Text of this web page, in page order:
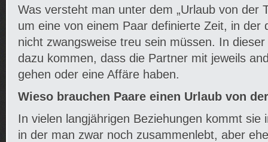
Was versteht man unter dem „Urlaub von der
um eine von einem Paar definierte Zeit, in der
nicht zwangsweise treu sein müssen. In
dazu kommen, dass die Partner mit jeweils
gehen oder eine Affäre haben.
Wieso brauchen Paare einen Urlaub von
In vielen langjährigen Beziehungen kommt sie
in der man zwar noch zusammenlebt, aber